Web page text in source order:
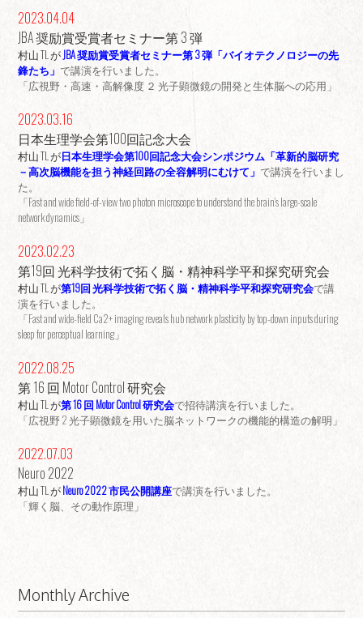
2023.04.04
JBA 奨励賞受賞者セミナー第 3 弾
村山 TL がJBA 奨励賞受賞者セミナー第 3 弾「バイオテクノロジーの先
鋒たち」 で講演を行いました。
「広視野・高速・高解像度 ２ 光子顕微鏡の開発と生体脳への応用」
2023.03.16
日本生理学会第100回記念大会
村山 TL が日本生理学会第100回記念大会シンポジウム「革新的脳研究
－高次脳機能を担う神経回路の全容解明にむけて」で講演を行いまし
た。
「Fast and wide field-of-view two photon microscope to understand the brain’s large-scale
network dynamics」
2023.02.23
第19回 光科学技術で拓く脳・精神科学平和探究研究会
村山 TL が第19回 光科学技術で拓く脳・精神科学平和探究研究会で講
演を行いました。
「Fast and wide-field Ca2+ imaging reveals hub network plasticity by top-down inputs during
sleep for perceptual learning」
2022.08.25
第 16 回 Motor Control 研究会
村山 TL が第 16 回 Motor Control 研究会で招待講演を行いました。
「広視野 2 光子顕微鏡を用いた脳ネットワークの機能的構造の解明」
2022.07.03
Neuro 2022
村山 TL がNeuro 2022 市民公開講座で講演を行いました。
「輝く脳、その動作原理」
Monthly Archive